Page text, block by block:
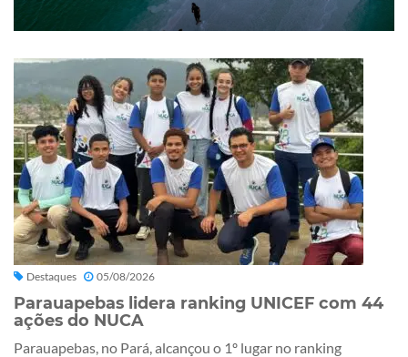
Destaques 05/08/2026
Parauapebas lidera ranking UNICEF com 44
ações do NUCA
Parauapebas, no Pará, alcançou o 1º lugar no ranking